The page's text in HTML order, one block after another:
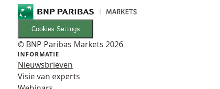
Cookies Settings
© BNP Paribas Markets 2026
INFORMATIE
Nieuwsbrieven
Visie van experts